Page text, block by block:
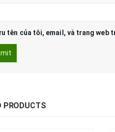
tên của tôi, email, và trang web
PRODUCTS